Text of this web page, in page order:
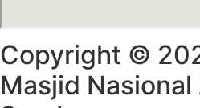
Copyright ©
Masjid